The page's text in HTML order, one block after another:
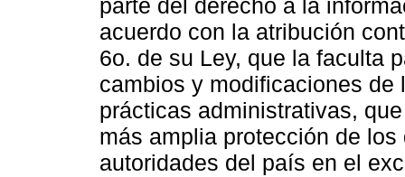
parte del derecho a la
acuerdo con la atribución
6o. de su Ley, que la faculta
cambios y modificaciones
prácticas administrativas,
más amplia protección de
autoridades del país en el